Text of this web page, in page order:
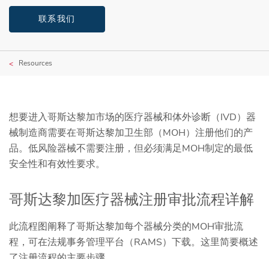
联系我们
Resources
想要进入哥斯达黎加市场的医疗器械和体外诊断（IVD）器
械制造商需要在哥斯达黎加卫生部（MOH）注册他们的产
品。低风险器械不需要注册，但必须满足MOH制定的最低
安全性和有效性要求。
哥斯达黎加医疗器械注册审批流程详解
此流程图阐释了哥斯达黎加每个器械分类的MOH审批流
程，可在法规事务管理平台（RAMS）下载。这里简要概述